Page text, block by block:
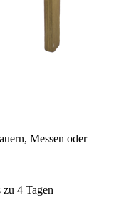
Messen oder
4 Tagen